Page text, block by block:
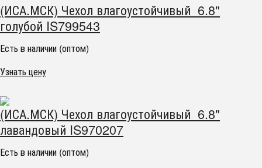
(ИСА.МСК) Чехол влагоустойчивый 6.8"
голубой IS799543
Есть в наличии (оптом)
Узнать цену
(ИСА.МСК) Чехол влагоустойчивый 6.8"
лавандовый IS970207
Есть в наличии (оптом)